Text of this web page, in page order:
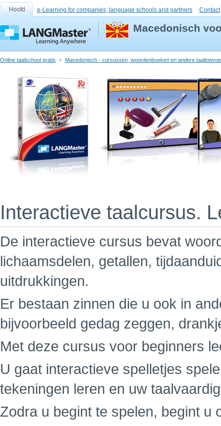
Hoofd e-Learning for companies, language schools and partners Contact
Macedonisch
Online taalschool gratis Macedonisch - cursussen, woordenboeken en andere
Interactieve taalcursus.
De interactieve cursus bevat
lichaamsdelen, getallen,
uitdrukkingen.
Er bestaan zinnen die u ook in
bijvoorbeeld gedag zeggen,
Met deze cursus voor beginners
U gaat interactieve spelletjes
tekeningen leren en uw
Zodra u begint te spelen, begint u